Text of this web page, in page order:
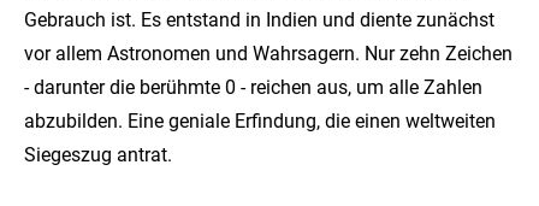
Gebrauch ist. Es entstand in Indien und diente zunächst
vor allem Astronomen und Wahrsagern. Nur zehn Zeichen
- darunter die berühmte 0 - reichen aus, um alle Zahlen
abzubilden. Eine geniale Erfindung, die einen weltweiten
Siegeszug antrat.